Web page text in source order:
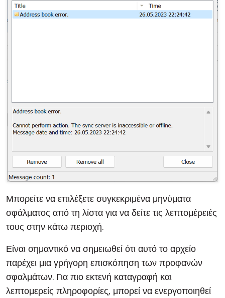
Μπορείτε να επιλέξετε συγκεκριμένα μηνύματα
σφάλματος από τη λίστα για να δείτε τις λεπτομέρειές
τους στην κάτω περιοχή.
Είναι σημαντικό να σημειωθεί ότι αυτό το αρχείο
παρέχει μια γρήγορη επισκόπηση των προφανών
σφαλμάτων. Για πιο εκτενή καταγραφή και
λεπτομερείς πληροφορίες, μπορεί να ενεργοποιηθεί